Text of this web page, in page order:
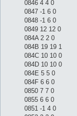
0846 4 4 0
0847 -1 6 0
0848 -1 6 0
0849 12 12 0
084A 2 2 0
084B 19 19 1
084C 10 10 0
084D 10 10 0
084E 5 5 0
084F 6 6 0
0850 7 7 0
0855 6 6 0
0851 -1 4 0